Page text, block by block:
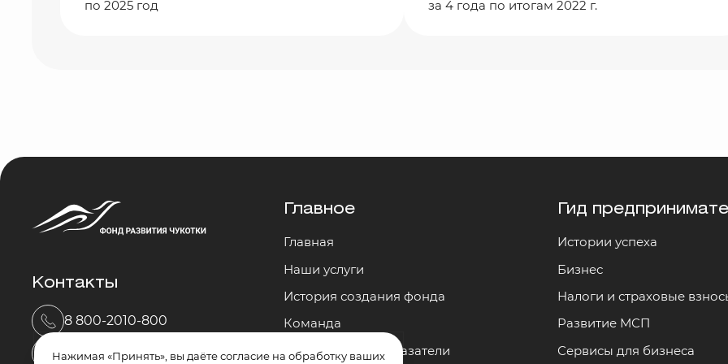
по 2025 год
за 4 года по итогам 2022 г.
Контакты
8 800-2010-800
mail@fond87.ru
Главное
Главная
Наши услуги
История создания фонда
Команда
Достижения и показатели
Гид
Истории успеха
Бизнес
Налоги и страховые
Развитие МСП
Сервисы для бизнеса
Нажимая «Принять», вы даёте согласие на обработку ваших